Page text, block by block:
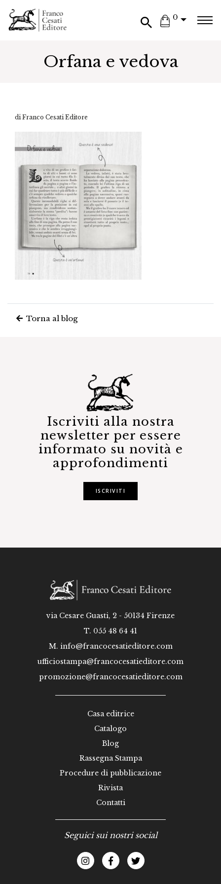
0
Orfana e vedova
di Franco Cesati Editore
Torna al blog
Iscriviti alla nostra
newsletter per essere
informato su novità e
approfondimenti
ISCRIVITI
via Cesare Guasti, 2 - 50134 Firenze
T. 055 48 64 41
M. info@francocesatieditore.com
ufficiostampa@francocesatieditore.com
promozione@francocesatieditore.com
Casa editrice
Catalogo
Blog
Rassegna Stampa
Procedure di pubblicazione
Rivista
Contatti
Seguici sui nostri social